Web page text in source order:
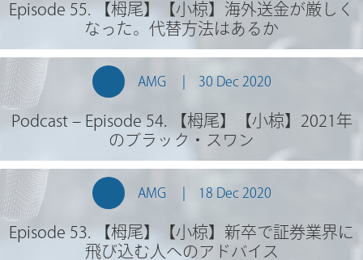
Episode 55. 【栂尾】【小椋】海外送金が厳しく
なった。代替方法はあるか
AMG 30 Dec 2020
Podcast – Episode 54. 【栂尾】【小椋】2021年
のブラック・スワン
AMG 18 Dec 2020
Episode 53. 【栂尾】【小椋】新卒で証券業界に
飛び込む人へのアドバイス